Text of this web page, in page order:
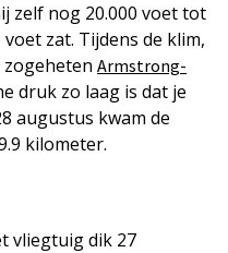
zelf nog 20.000 voet tot
zat. Tijdens de klim,
zogeheten Armstrong-
druk zo laag is dat je
augustus kwam de
kilometer.
vliegtuig dik 27